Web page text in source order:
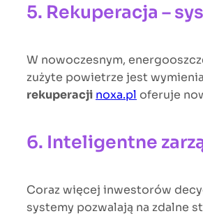
5. Rekuperacja –
W nowoczesnym,
zużyte powietrze jest
rekuperacji noxa.pl oferuje
6. Inteligentne
Coraz więcej inwestorów
systemy pozwalają na zdalne